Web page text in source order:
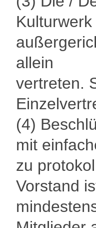
allein
vertreten.
(4)
mit
zu
Vorstand